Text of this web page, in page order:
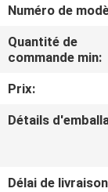
VISITE
D'USINE
CONTRÔLE
DE
Numéro de
Quantité de
commande min:
Prix:
Détails
Délai de